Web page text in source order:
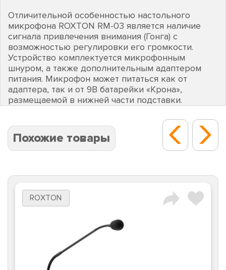
Отличительной особенностью настольного
микрофона ROXTON RM-03 является наличие
сигнала привлечения внимания (Гонга) с
возможностью регулировки его громкости.
Устройство комплектуется микрофонным
шнуром, а также дополнительным адаптером
питания. Микрофон может питаться как от
адаптера, так и от 9В батарейки «Крона»,
размещаемой в нижней части подставки.
Похожие товары
ROXTON